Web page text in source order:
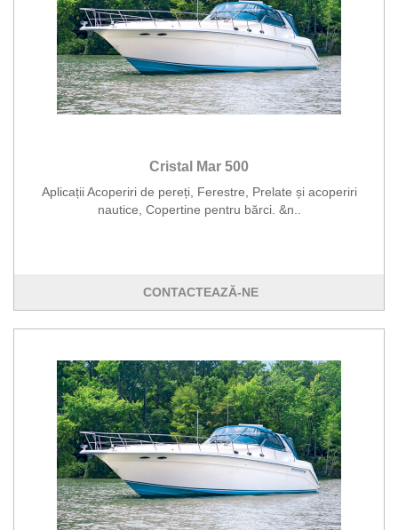
Cristal Mar 500
Aplicații Acoperiri de pereți, Ferestre, Prelate și acoperiri
nautice, Copertine pentru bărci. &n..
CONTACTEAZĂ-NE